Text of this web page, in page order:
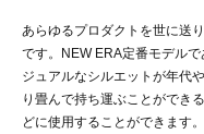
あらゆるプロダクトを世に送
です。NEW ERA定番モデル
ジュアルなシルエットが年代
り畳んで持ち運ぶことができ
どに使用することができます。